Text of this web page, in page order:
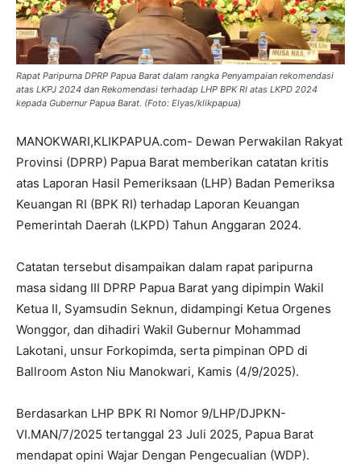
Rapat Paripurna DPRP Papua Barat dalam rangka Penyampaian rekomendasi
atas LKPJ 2024 dan Rekomendasi terhadap LHP BPK RI atas LKPD 2024
kepada Gubernur Papua Barat. (Foto: Elyas/klikpapua)
MANOKWARI,KLIKPAPUA.com- Dewan Perwakilan Rakyat
Provinsi (DPRP) Papua Barat memberikan catatan kritis
atas Laporan Hasil Pemeriksaan (LHP) Badan Pemeriksa
Keuangan RI (BPK RI) terhadap Laporan Keuangan
Pemerintah Daerah (LKPD) Tahun Anggaran 2024.
Catatan tersebut disampaikan dalam rapat paripurna
masa sidang III DPRP Papua Barat yang dipimpin Wakil
Ketua II, Syamsudin Seknun, didampingi Ketua Orgenes
Wonggor, dan dihadiri Wakil Gubernur Mohammad
Lakotani, unsur Forkopimda, serta pimpinan OPD di
Ballroom Aston Niu Manokwari, Kamis (4/9/2025).
Berdasarkan LHP BPK RI Nomor 9/LHP/DJPKN-
VI.MAN/7/2025 tertanggal 23 Juli 2025, Papua Barat
mendapat opini Wajar Dengan Pengecualian (WDP).